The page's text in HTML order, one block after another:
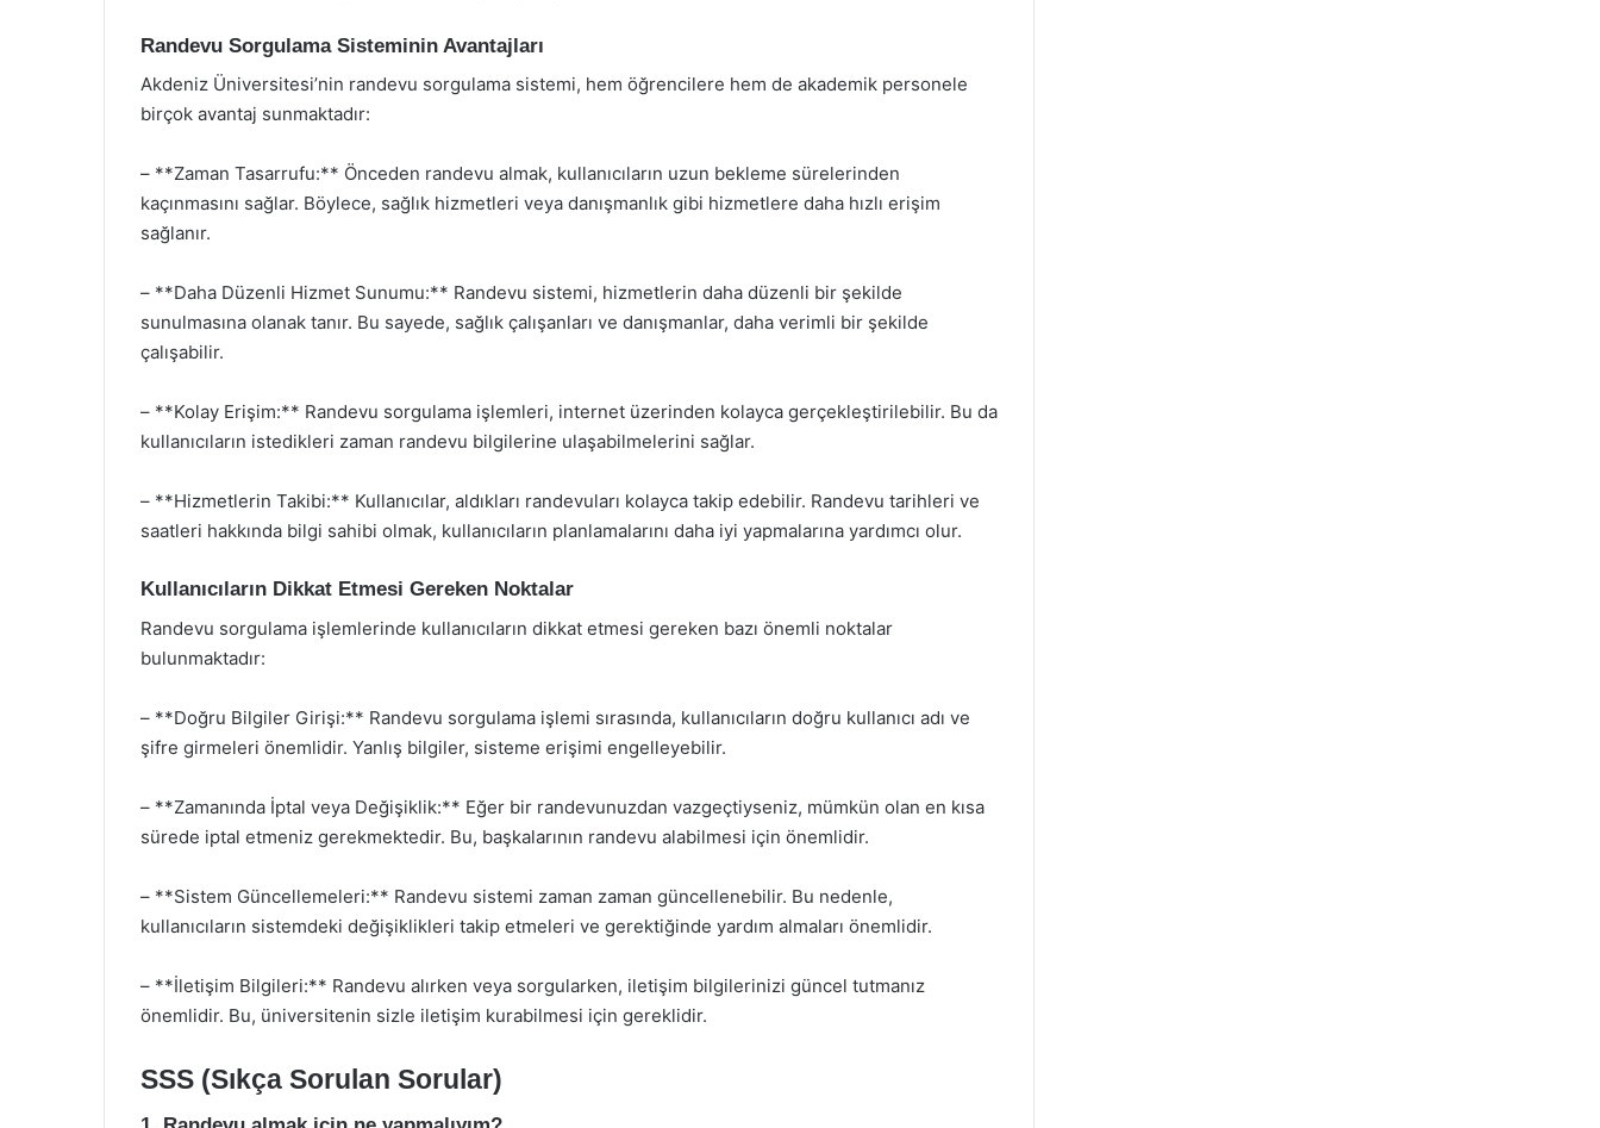
Randevu Sorgulama Sisteminin Avantajları
Akdeniz Üniversitesi’nin randevu sorgulama sistemi, hem öğrencilere hem de akademik personele
birçok avantaj sunmaktadır:
– **Zaman Tasarrufu:** Önceden randevu almak, kullanıcıların uzun bekleme sürelerinden
kaçınmasını sağlar. Böylece, sağlık hizmetleri veya danışmanlık gibi hizmetlere daha hızlı erişim
sağlanır.
– **Daha Düzenli Hizmet Sunumu:** Randevu sistemi, hizmetlerin daha düzenli bir şekilde
sunulmasına olanak tanır. Bu sayede, sağlık çalışanları ve danışmanlar, daha verimli bir şekilde
çalışabilir.
– **Kolay Erişim:** Randevu sorgulama işlemleri, internet üzerinden kolayca gerçekleştirilebilir. Bu da
kullanıcıların istedikleri zaman randevu bilgilerine ulaşabilmelerini sağlar.
– **Hizmetlerin Takibi:** Kullanıcılar, aldıkları randevuları kolayca takip edebilir. Randevu tarihleri ve
saatleri hakkında bilgi sahibi olmak, kullanıcıların planlamalarını daha iyi yapmalarına yardımcı olur.
Kullanıcıların Dikkat Etmesi Gereken Noktalar
Randevu sorgulama işlemlerinde kullanıcıların dikkat etmesi gereken bazı önemli noktalar
bulunmaktadır:
– **Doğru Bilgiler Girişi:** Randevu sorgulama işlemi sırasında, kullanıcıların doğru kullanıcı adı ve
şifre girmeleri önemlidir. Yanlış bilgiler, sisteme erişimi engelleyebilir.
– **Zamanında İptal veya Değişiklik:** Eğer bir randevunuzdan vazgeçtiyseniz, mümkün olan en kısa
sürede iptal etmeniz gerekmektedir. Bu, başkalarının randevu alabilmesi için önemlidir.
– **Sistem Güncellemeleri:** Randevu sistemi zaman zaman güncellenebilir. Bu nedenle,
kullanıcıların sistemdeki değişiklikleri takip etmeleri ve gerektiğinde yardım almaları önemlidir.
– **İletişim Bilgileri:** Randevu alırken veya sorgularken, iletişim bilgilerinizi güncel tutmanız
önemlidir. Bu, üniversitenin sizle iletişim kurabilmesi için gereklidir.
SSS (Sıkça Sorulan Sorular)